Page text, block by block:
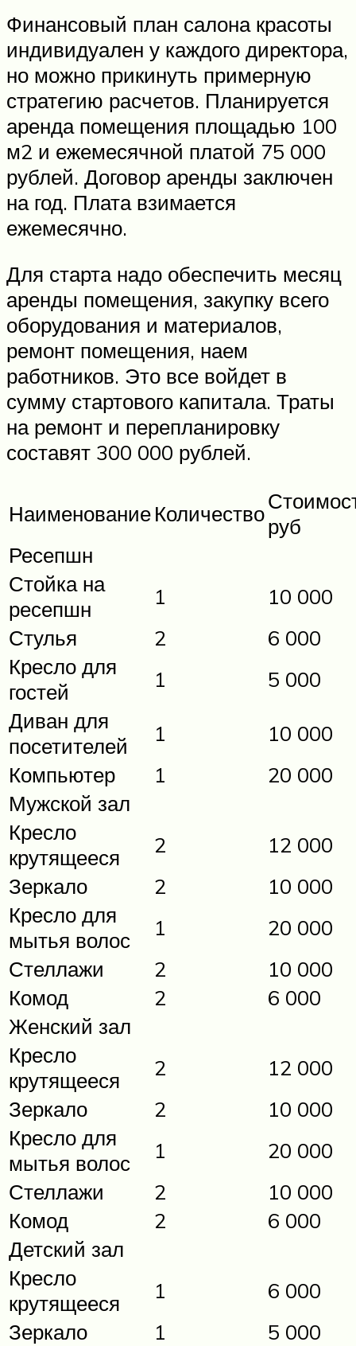
Финансовый план салона красоты
индивидуален у каждого директора,
но можно прикинуть примерную
стратегию расчетов. Планируется
аренда помещения площадью 100
м2 и ежемесячной платой 75 000
рублей. Договор аренды заключен
на год. Плата взимается
ежемесячно.
Для старта надо обеспечить месяц
аренды помещения, закупку всего
оборудования и материалов,
ремонт помещения, наем
работников. Это все войдет в
сумму стартового капитала. Траты
на ремонт и перепланировку
составят 300 000 рублей.
НаименованиеКоличестворуб
Ресепшн
Стойка на
ресепшн
1
10 000
Стулья
2
6 000
Кресло для
гостей
1
5 000
Диван для
посетителей
1
10 000
Компьютер
1
20 000
Мужской зал
Кресло
крутящееся
2
12 000
Зеркало
2
10 000
Кресло для
мытья волос
1
20 000
Стеллажи
2
10 000
Комод
2
6 000
Женский зал
Кресло
крутящееся
2
12 000
Зеркало
2
10 000
Кресло для
мытья волос
1
20 000
Стеллажи
2
10 000
Комод
2
6 000
Детский зал
Кресло
крутящееся
1
6 000
Зеркало
1
5 000